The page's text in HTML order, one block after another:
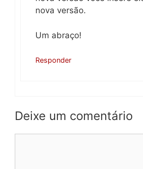
nova versão.
Um abraço!
Responder
Deixe um comentário